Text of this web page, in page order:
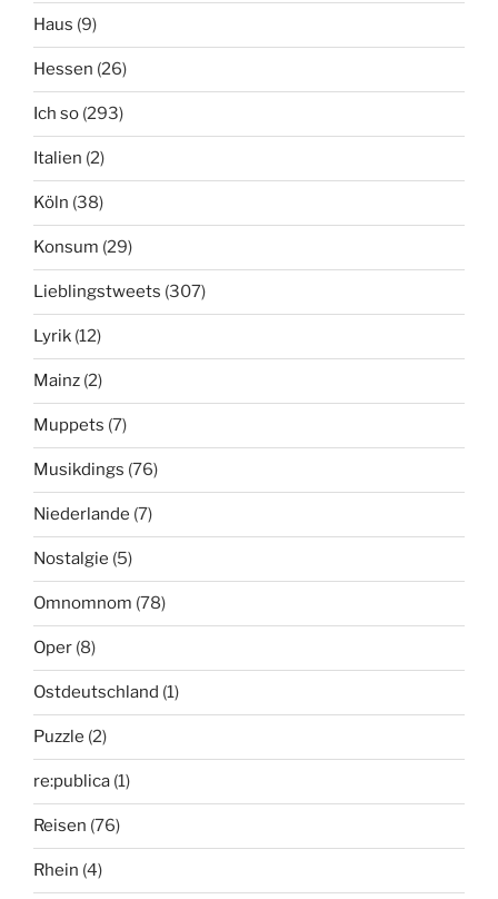
Haus (9)
Hessen (26)
Ich so (293)
Italien (2)
Köln (38)
Konsum (29)
Lieblingstweets (307)
Lyrik (12)
Mainz (2)
Muppets (7)
Musikdings (76)
Niederlande (7)
Nostalgie (5)
Omnomnom (78)
Oper (8)
Ostdeutschland (1)
Puzzle (2)
re:publica (1)
Reisen (76)
Rhein (4)